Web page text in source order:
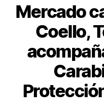
Mercado
Coello,